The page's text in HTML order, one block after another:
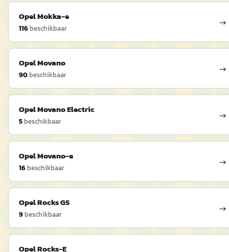
OpelMokka-e
116beschikbaar →
OpelMovano
90beschikbaar →
OpelMovano Electric
5beschikbaar →
OpelMovano-e
16beschikbaar →
OpelRocks GS
9beschikbaar →
OpelRocks-E